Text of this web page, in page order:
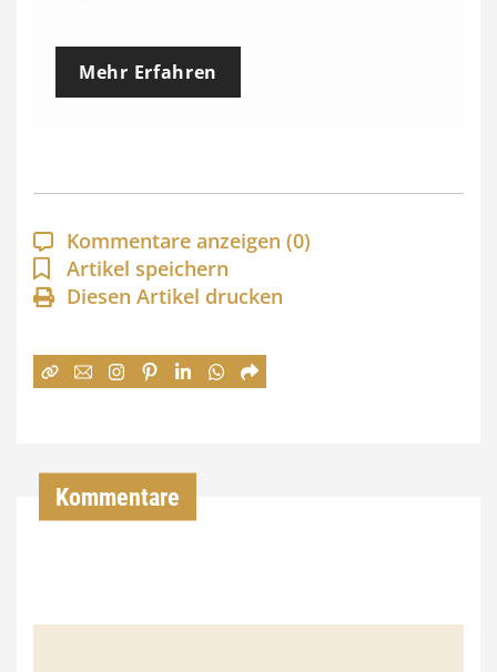
e
p
a
n
n
:
€
Mehr Erfahren
Kommentare anzeigen (0)
Artikel speichern
Diesen Artikel drucken
Kommentare